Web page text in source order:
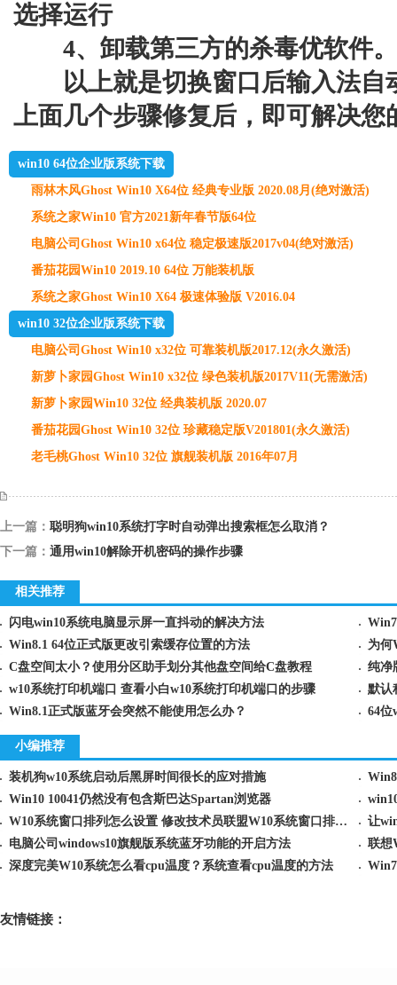
选择运行
4、卸载第三方的杀毒优软件。
以上就是切换窗口后输入法自
上面几个步骤修复后，即可解决您
win10 64位企业版系统下载
雨林木风Ghost Win10 X64位 经典专业版 2020.08月(绝对激活)
系统之家Win10 官方2021新年春节版64位
电脑公司Ghost Win10 x64位 稳定极速版2017v04(绝对激活)
番茄花园Win10 2019.10 64位 万能装机版
系统之家Ghost Win10 X64 极速体验版 V2016.04
win10 32位企业版系统下载
电脑公司Ghost Win10 x32位 可靠装机版2017.12(永久激活)
新萝卜家园Ghost Win10 x32位 绿色装机版2017V11(无需激活)
新萝卜家园Win10 32位 经典装机版 2020.07
番茄花园Ghost Win10 32位 珍藏稳定版V201801(永久激活)
老毛桃Ghost Win10 32位 旗舰装机版 2016年07月
上一篇： 聪明狗win10系统打字时自动弹出搜索框怎么取消？
下一篇： 通用win10解除开机密码的操作步骤
相关推荐
闪电win10系统电脑显示屏一直抖动的解决方法
Win8.1 64位正式版更改引索缓存位置的方法
为何
C盘空间太小？使用分区助手划分其他盘空间给C盘教程
w10系统打印机端口 查看小白w10系统打印机端口的步骤
默认
Win8.1正式版蓝牙会突然不能使用怎么办？
64位
小编推荐
装机狗w10系统启动后黑屏时间很长的应对措施
Win10 10041仍然没有包含斯巴达Spartan浏览器
W10系统窗口排列怎么设置 修改技术员联盟W10系统窗口排列的方法
让
电脑公司windows10旗舰版系统蓝牙功能的开启方法
联想
深度完美W10系统怎么看cpu温度？系统查看cpu温度的方法
友情链接：